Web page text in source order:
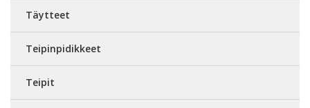
Täytteet
Teipinpidikkeet
Teipit